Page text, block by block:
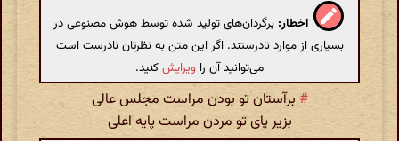
اخطار: برگردان‌های تولید شده توسط هوش مصنوعی در
بسیاری از موارد نادرستند. اگر این متن به نظرتان نادرست است
می‌توانید آن را ویرایشکنید.
# برآستان تو بودن مراست مجلس عالی
بزیر پای تو مردن مراست پایه اعلی